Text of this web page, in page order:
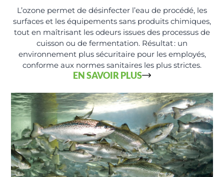
L’ozone permet de désinfecter l’eau de procédé, les
surfaces et les équipements sans produits chimiques,
tout en maîtrisant les odeurs issues des processus de
cuisson ou de fermentation. Résultat : un
environnement plus sécuritaire pour les employés,
conforme aux normes sanitaires les plus strictes.
EN SAVOIR PLUS